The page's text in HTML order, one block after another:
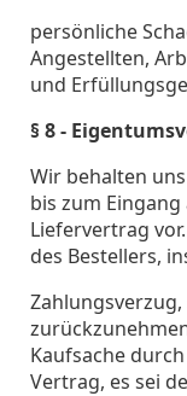
persönliche
Angestellten,
und
§ 8 -
Wir behalten
bis zum
Liefervertrag
des Bestellers,
Kaufsache
Vertrag, es sei